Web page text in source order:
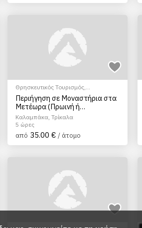
Θρησκευτικός Τουρισμός,
Ξεναγήσεις/Αξιοθέατα
Περιήγηση σε Μοναστήρια στα
Μετέωρα (Πρωινή ή
Απογευματινή)
Καλαμπάκα, Τρίκαλα
5 ώρες
από 35.00 € / άτομο